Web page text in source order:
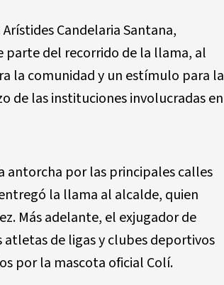
Candelaria Santana,
del recorrido de la llama, al
la comunidad y un estímulo para la
de las instituciones involucradas en
antorcha por las principales calles
la llama al alcalde, quien
Más adelante, el exjugador de
atletas de ligas y clubes deportivos
por la mascota oficial Colí.